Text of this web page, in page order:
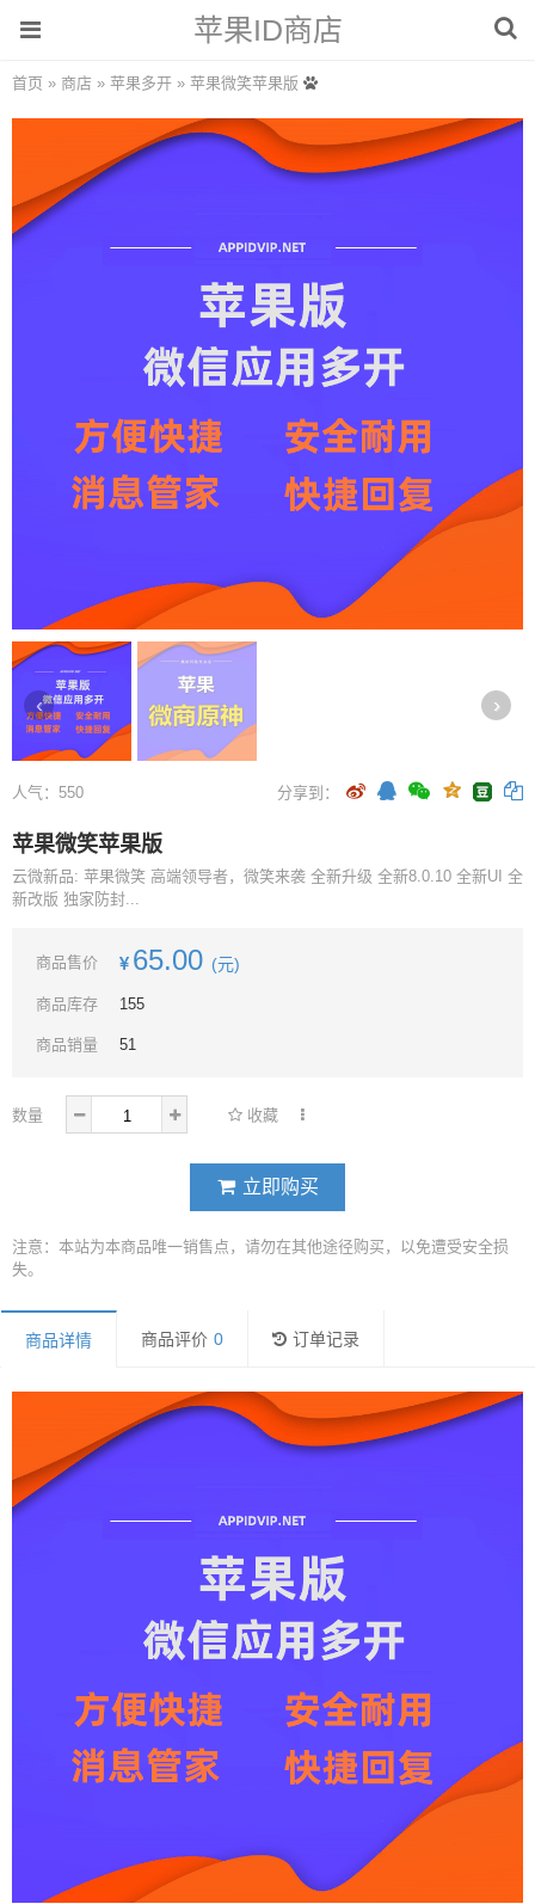
苹果ID商店
首页 » 商店 » 苹果多开 » 苹果微笑苹果版
‹ ›
人气： 550 分享到：
苹果微笑苹果版
云微新品: 苹果微笑 高端领导者，微笑来袭 全新升级 全新8.0.10 全新UI 全
新改版 独家防封...
商品售价 65.00 (元)
商品库存 155
商品销量 51
数量 收藏
立即购买
注意：本站为本商品唯一销售点，请勿在其他途径购买，以免遭受安全损
失。
商品详情 商品评价 0 订单记录